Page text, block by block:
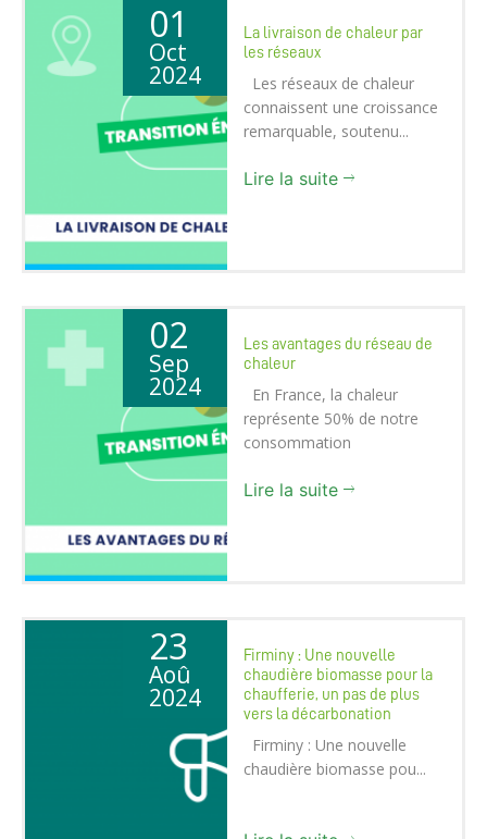
01
Oct
2024
La livraison de chaleur par
les réseaux
Les réseaux de chaleur
connaissent une croissance
remarquable, soutenu...
Lire la suite
02
Sep
2024
Les avantages du réseau de
chaleur
En France, la chaleur
représente 50% de notre
consommation
Lire la suite
23
Aoû
2024
Firminy : Une nouvelle
chaudière biomasse pour la
chaufferie, un pas de plus
vers la décarbonation
Firminy : Une nouvelle
chaudière biomasse pou...